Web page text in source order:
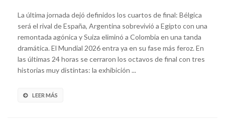
La última jornada dejó definidos los cuartos de final: Bélgica
será el rival de España, Argentina sobrevivió a Egipto con una
remontada agónica y Suiza eliminó a Colombia en una tanda
dramática. El Mundial 2026 entra ya en su fase más feroz. En
las últimas 24 horas se cerraron los octavos de final con tres
historias muy distintas: la exhibición ...
LEER MÁS